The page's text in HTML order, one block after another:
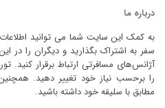
درباره ما
به کمک این سایت شما می توانید
سفر به اشتراک بگذارید و دیگران را در
آژانس‌های مسافرتی ارتباط برقرار کنید.
را برحسب نیاز خود تغییر دهید.
مطابق با سلیقه خود داشته باشید.